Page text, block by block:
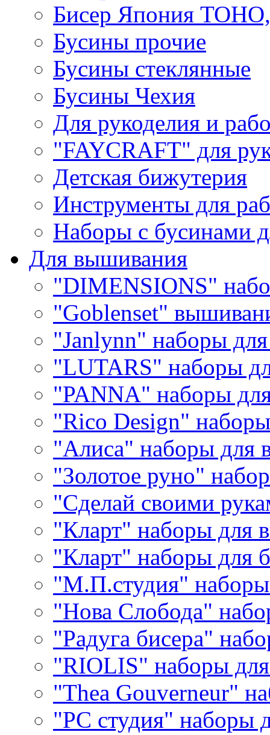
Бисер Япония
Бусины прочие
Бусины стеклянные
Бусины Чехия
Для рукоделия и
"FAYCRAFT" для
Детская бижутерия
Инструменты для
Наборы с бусинами
Для вышивания
"DIMENSIONS"
"Goblenset"
"Janlynn" наборы
"LUTARS" наборы
"PANNA" наборы
"Rico Design"
"Алиса" наборы для
"Золотое руно"
"Сделай своими
"Кларт" наборы для
"Кларт" наборы для
"М.П.студия"
"Нова Слобода"
"Радуга бисера"
"RIOLIS" наборы
"Thea Gouverneur"
"РС студия" наборы